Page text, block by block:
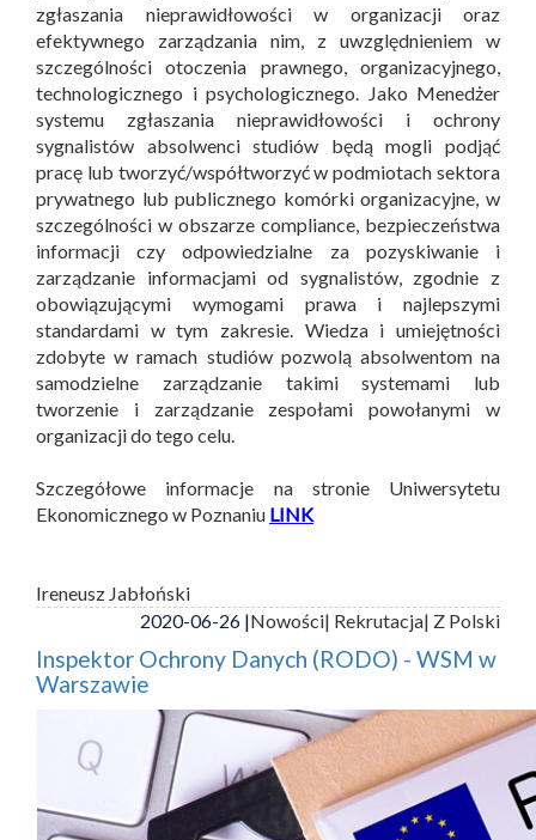
zgłaszania nieprawidłowości w organizacji oraz
efektywnego zarządzania nim, z uwzględnieniem w
szczególności otoczenia prawnego, organizacyjnego,
technologicznego i psychologicznego. Jako Menedżer
systemu zgłaszania nieprawidłowości i ochrony
sygnalistów absolwenci studiów będą mogli podjąć
pracę lub tworzyć/współtworzyć w podmiotach sektora
prywatnego lub publicznego komórki organizacyjne, w
szczególności w obszarze compliance, bezpieczeństwa
informacji czy odpowiedzialne za pozyskiwanie i
zarządzanie informacjami od sygnalistów, zgodnie z
obowiązującymi wymogami prawa i najlepszymi
standardami w tym zakresie. Wiedza i umiejętności
zdobyte w ramach studiów pozwolą absolwentom na
samodzielne zarządzanie takimi systemami lub
tworzenie i zarządzanie zespołami powołanymi w
organizacji do tego celu.
Szczegółowe informacje na stronie Uniwersytetu
Ekonomicznego w Poznaniu LINK
Ireneusz Jabłoński
2020-06-26 |Nowości| Rekrutacja| Z Polski
Inspektor Ochrony Danych (RODO) - WSM w
Warszawie